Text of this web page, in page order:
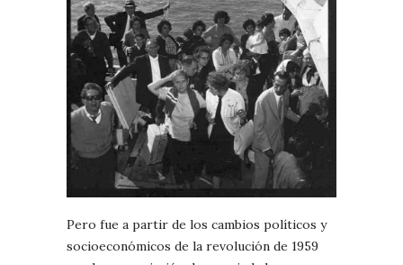
Pero fue a partir de los cambios políticos y
socioeconómicos de la revolución de 1959